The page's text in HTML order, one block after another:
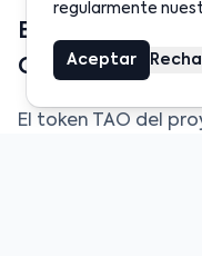
Bittensor cae
Covenant AI
El token TAO del
regularmente
Aceptar